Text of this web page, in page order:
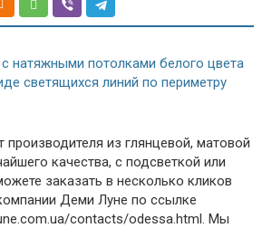
производителя из глянцевой, матовой
качества, с подсветкой или
заказать в несколько кликов
Деми Луне по ссылке
contacts/odessa.html. Мы